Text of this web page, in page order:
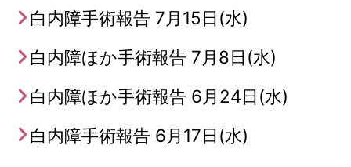
白内障手術報告 7月15日(水)
白内障ほか手術報告 7月8日(水)
白内障ほか手術報告 6月24日(水)
白内障手術報告 6月17日(水)